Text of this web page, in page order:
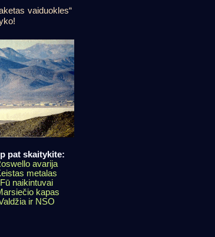
vaiduokles“
pat skaitykite:
avarija
metalas
Fū naikintuvai
kapas
ir NSO